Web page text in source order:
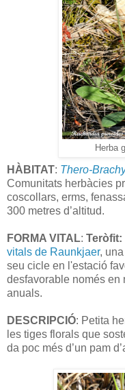
Herba
HÀBITAT: Thero-
Comunitats herbàcies
coscollars, erms,
300 metres d’altitud.
FORMA VITAL: Teròfit:
vitals de Raunkjaer,
seu cicle en l'estació
desfavorable només en
anuals.
DESCRIPCIÓ: Petita
les tiges florals que
da poc més d’un pam